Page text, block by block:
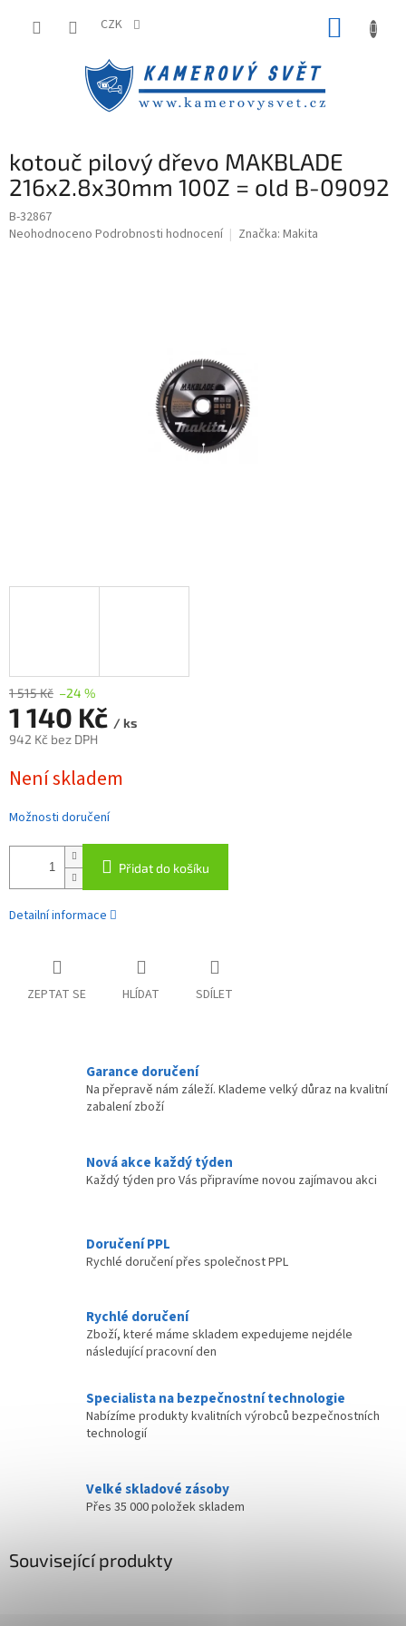
CZK
kotouč pilový dřevo MAKBLADE
216x2.8x30mm 100Z = old B-09092
B-32867
Průměrné
Neohodnoceno Podrobnosti hodnocení Značka: Makita
1 515 Kč –24 %
1 140 Kč / ks
942 Kč bez DPH
cena:
Není skladem
Možnosti doručení
Přidat do košíku
Detailní informace
ZEPTAT SE HLÍDAT SDÍLET
Garance doručení
Na přepravě nám záleží. Klademe velký důraz na kvalitní
zabalení zboží
Nová akce každý týden
Každý týden pro Vás připravíme novou zajímavou akci
Doručení PPL
Rychlé doručení přes společnost PPL
Rychlé doručení
Zboží, které máme skladem expedujeme nejdéle
následující pracovní den
Specialista na bezpečnostní technologie
Nabízíme produkty kvalitních výrobců bezpečnostních
technologií
Velké skladové zásoby
Přes 35 000 položek skladem
Související produkty